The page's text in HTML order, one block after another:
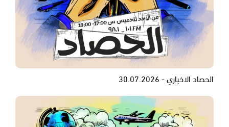
الحصاد الاخباري - 30.07.2026